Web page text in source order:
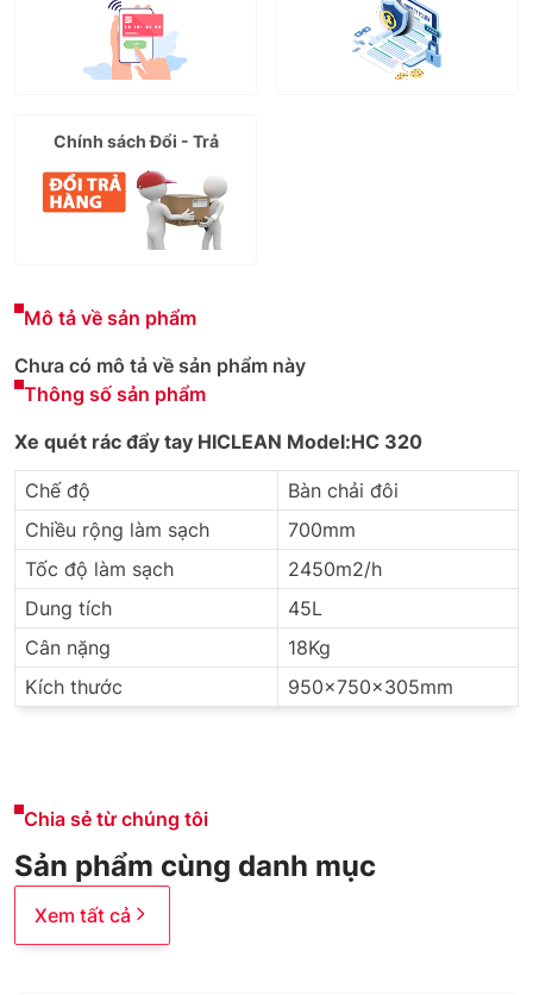
Chính sách Đổi - Trả
Mô tả về sản phẩm
Chưa có mô tả về sản phẩm này
Thông số sản phẩm
Xe quét rác đẩy tay HICLEAN Model:HC 320
Chế độ
Bàn chải đôi
Chiều rộng làm sạch
700mm
Tốc độ làm sạch
2450m2/h
Dung tích
45L
Cân nặng
18Kg
Kích thước
950×750×305mm
Chia sẻ từ chúng tôi
Sản phẩm cùng danh mục
Xem tất cả